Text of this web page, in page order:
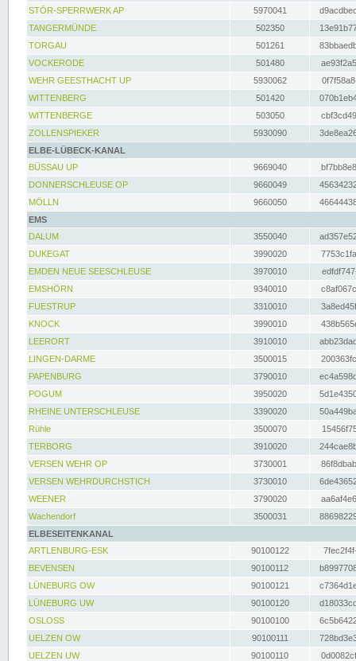
STÖR-SPERRWERK AP 5970041
TANGERMÜNDE
502350
TORGAU
501261
VOCKERODE
501480
WEHR GEESTHACHT UP
5930062
WITTENBERG
501420
WITTENBERGE
503050
ZOLLENSPIEKER
5930090
ELBE-LÜBECK-KANAL
BÜSSAU UP
9669040
DONNERSCHLEUSE OP
9660049
MÖLLN
9660050
EMS
DALUM
3550040
DUKEGAT
3990020
EMDEN NEUE SEESCHLEUSE
3970010
EMSHÖRN
9340010
FUESTRUP
3310010
KNOCK
3990010
LEERORT
3910010
LINGEN-DARME
3500015
PAPENBURG
3790010
POGUM
3950020
RHEINE UNTERSCHLEUSE
3390020
Rühle
3500070
TERBORG
3910020
VERSEN WEHR OP
3730001
VERSEN WEHRDURCHSTICH
3730010
WEENER
3790020
Wachendorf
3500031
ELBESEITENKANAL
ARTLENBURG-ESK
90100122
BEVENSEN
90100112
LÜNEBURG OW
90100121
LÜNEBURG UW
90100120
OSLOSS
90100100
UELZEN OW
90100111
UELZEN UW
90100110